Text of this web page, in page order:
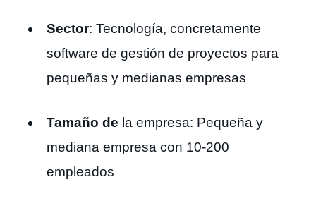
Sector: Tecnología, concretamente
software de gestión de proyectos para
pequeñas y medianas empresas
Tamaño de la empresa: Pequeña y
mediana empresa con 10-200
empleados